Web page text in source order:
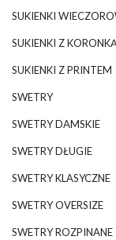
SUKIENKI
SUKIENKI Z
SUKIENKI Z PRINTEM
SWETRY
SWETRY DAMSKIE
SWETRY DŁUGIE
SWETRY KLASYCZNE
SWETRY OVERSIZE
SWETRY ROZPINANE